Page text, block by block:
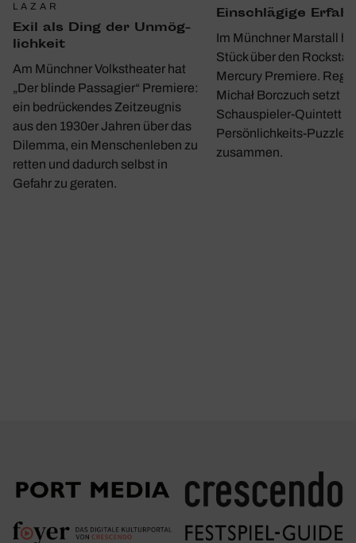
LAZAR
Exil als Ding der Unmög­
lich­keit
Am Münchner Volkstheater hat
„Der blinde Passagier“ Premiere:
ein bedrückendes Zeitzeugnis
aus den 1930er Jahren über das
Dilemma, ein Menschenleben zu
retten und dadurch selbst in
Gefahr zu geraten.
Einschlä­gige
Im Münchner Marstall
Stück über den Rockstar
Mercury Premiere.
Michał Borczuch setzt
Schauspieler-Quintett
Persönlichkeits-Puzzle
zusammen.